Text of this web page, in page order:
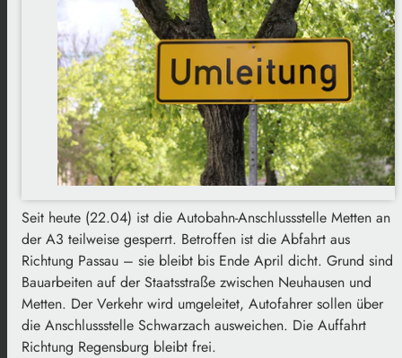
Seit heute (22.04) ist die Autobahn-Anschlussstelle Metten an
der A3 teilweise gesperrt. Betroffen ist die Abfahrt aus
Richtung Passau – sie bleibt bis Ende April dicht. Grund sind
Bauarbeiten auf der Staatsstraße zwischen Neuhausen und
Metten. Der Verkehr wird umgeleitet, Autofahrer sollen über
die Anschlussstelle Schwarzach ausweichen. Die Auffahrt
Richtung Regensburg bleibt frei.